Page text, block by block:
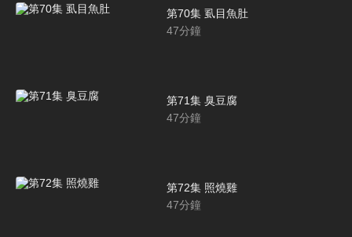
第70集 虱目魚肚
47分鐘
第71集 臭豆腐
47分鐘
第72集 照燒雞
47分鐘